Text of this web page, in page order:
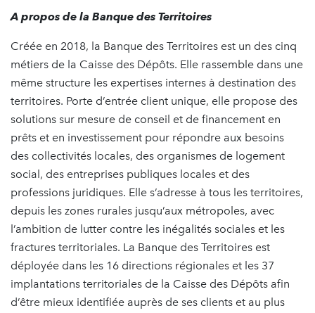
A propos de la Banque des Territoires
Créée en 2018, la Banque des Territoires est un des cinq
métiers de la Caisse des Dépôts. Elle rassemble dans une
même structure les expertises internes à destination des
territoires. Porte d’entrée client unique, elle propose des
solutions sur mesure de conseil et de financement en
prêts et en investissement pour répondre aux besoins
des collectivités locales, des organismes de logement
social, des entreprises publiques locales et des
professions juridiques. Elle s’adresse à tous les territoires,
depuis les zones rurales jusqu’aux métropoles, avec
l’ambition de lutter contre les inégalités sociales et les
fractures territoriales. La Banque des Territoires est
déployée dans les 16 directions régionales et les 37
implantations territoriales de la Caisse des Dépôts afin
d’être mieux identifiée auprès de ses clients et au plus